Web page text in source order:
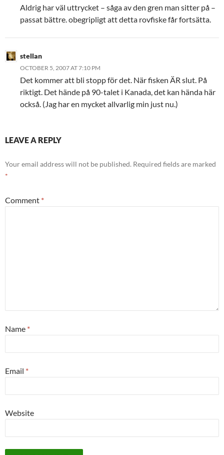
Aldrig har väl uttrycket – såga av den gren man sitter på –
passat bättre. obegripligt att detta rovfiske får fortsätta.
stellan
OCTOBER 5, 2007 AT 7:10 PM
Det kommer att bli stopp för det. När fisken ÄR slut. På
riktigt. Det hände på 90-talet i Kanada, det kan hända här
också. (Jag har en mycket allvarlig min just nu.)
LEAVE A REPLY
Your email address will not be published. Required fields are marked
*
Comment *
Name *
Email *
Website